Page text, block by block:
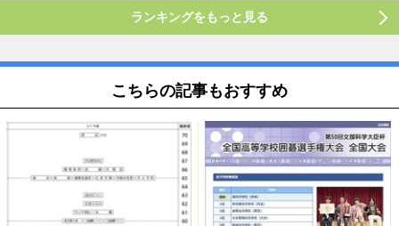
ランキングをもっと見る
こちらの記事もおすすめ